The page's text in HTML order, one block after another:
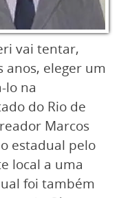
vai tentar,
anos, eleger um
lo na
do Rio de
Marcos
estadual pelo
local a uma
foi também